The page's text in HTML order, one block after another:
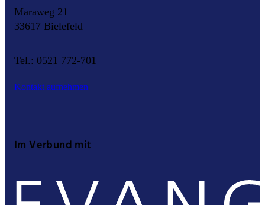
Maraweg 21
33617 Bielefeld
Tel.: 0521 772-701
Kontakt aufnehmen
Im Verbund mit